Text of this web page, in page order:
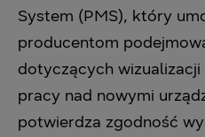
System (PMS), który
producentom
dotyczących
pracy nad nowymi
potwierdza zgodność